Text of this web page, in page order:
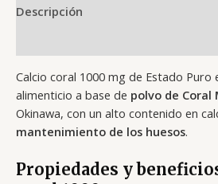
Descripción
Calcio coral 1000 mg de Estado Puro
alimenticio a base de polvo de Coral
Okinawa, con un alto contenido en
mantenimiento de los huesos.
Propiedades y